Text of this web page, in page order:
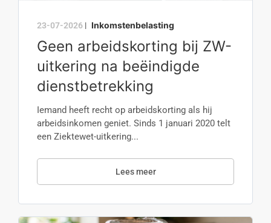
23-07-2026 | Inkomstenbelasting
Geen arbeidskorting bij ZW-
uitkering na beëindigde
dienstbetrekking
Iemand heeft recht op arbeidskorting als hij
arbeidsinkomen geniet. Sinds 1 januari 2020 telt
een Ziektewet-uitkering...
Lees meer